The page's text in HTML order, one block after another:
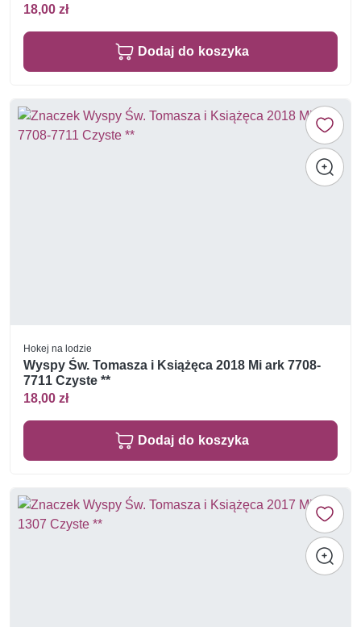
18,00 zł
Dodaj do koszyka
Hokej na lodzie
Wyspy Św. Tomasza i Książęca 2018 Mi ark 7708-
7711 Czyste **
18,00 zł
Dodaj do koszyka